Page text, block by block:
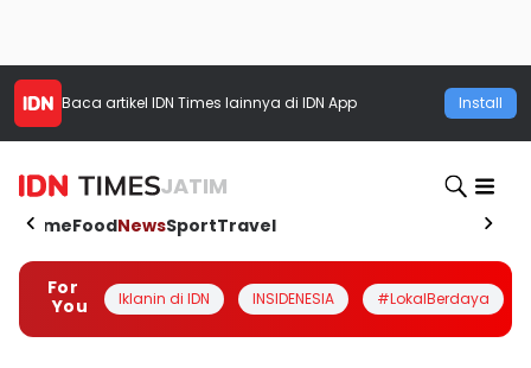
Baca artikel IDN Times lainnya di IDN App Install
JATIM
HomeFoodNewsSportTravel
For
You
Iklanin di IDN INSIDENESIA #LokalBerdaya